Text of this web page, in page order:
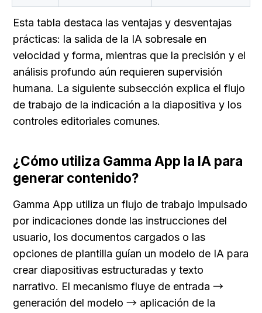
Esta tabla destaca las ventajas y desventajas
prácticas: la salida de la IA sobresale en
velocidad y forma, mientras que la precisión y el
análisis profundo aún requieren supervisión
humana. La siguiente subsección explica el flujo
de trabajo de la indicación a la diapositiva y los
controles editoriales comunes.
¿Cómo utiliza Gamma App la IA para
generar contenido?
Gamma App utiliza un flujo de trabajo impulsado
por indicaciones donde las instrucciones del
usuario, los documentos cargados o las
opciones de plantilla guían un modelo de IA para
crear diapositivas estructuradas y texto
narrativo. El mecanismo fluye de entrada →
generación del modelo → aplicación de la